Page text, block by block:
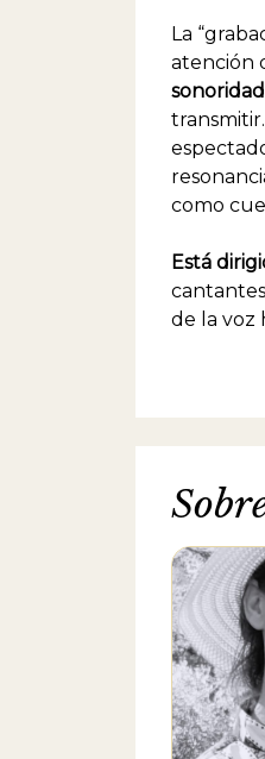
La
atención
como
Está
de la voz